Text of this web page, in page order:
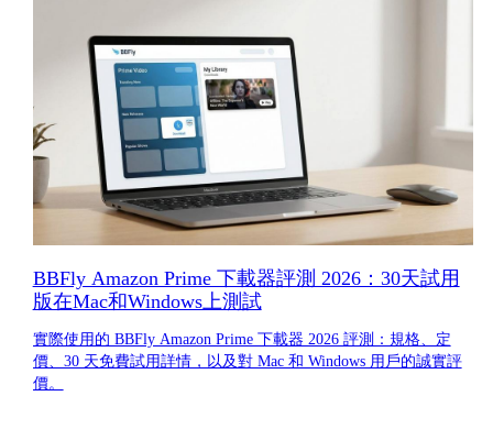
BBFly Amazon Prime 下載器評測 2026：30天試用
版在Mac和Windows上測試
實際使用的 BBFly Amazon Prime 下載器 2026 評測：規格、定
價、30 天免費試用詳情，以及對 Mac 和 Windows 用戶的誠實評
價。